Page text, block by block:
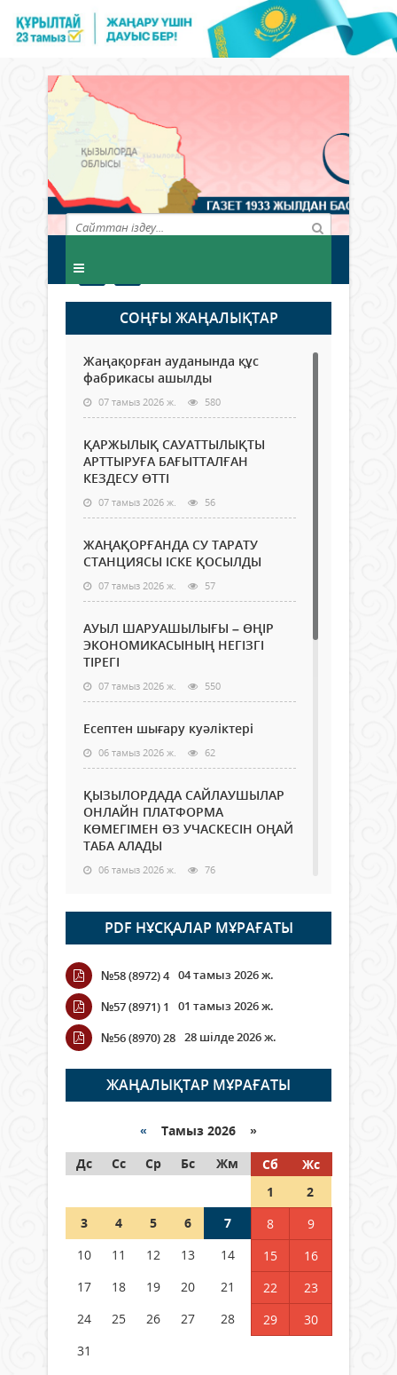
СОҢҒЫ ЖАҢАЛЫҚТАР
Жаңақорған ауданында құс
фабрикасы ашылды
07 тамыз 2026 ж. 580
ҚАРЖЫЛЫҚ САУАТТЫЛЫҚТЫ
АРТТЫРУҒА БАҒЫТТАЛҒАН
КЕЗДЕСУ ӨТТІ
07 тамыз 2026 ж. 56
ЖАҢАҚОРҒАНДА СУ ТАРАТУ
СТАНЦИЯСЫ ІСКЕ ҚОСЫЛДЫ
07 тамыз 2026 ж. 57
АУЫЛ ШАРУАШЫЛЫҒЫ – ӨҢІР
ЭКОНОМИКАСЫНЫҢ НЕГІЗГІ
ТІРЕГІ
07 тамыз 2026 ж. 550
Есептен шығару куәліктері
06 тамыз 2026 ж. 62
ҚЫЗЫЛОРДАДА САЙЛАУШЫЛАР
ОНЛАЙН ПЛАТФОРМА
КӨМЕГІМЕН ӨЗ УЧАСКЕСІН ОҢАЙ
ТАБА АЛАДЫ
06 тамыз 2026 ж. 76
Open Air: Қызылорда облысы
полиция департаменті 20
мыңнан астам көрерменнің
қауіпсіздігін қамтамасыз етті
06 тамыз 2026 ж.
Wi-Fi ҚАБЫРҒА АРҚЫЛЫ ҚАЛАЙ
ӨТЕДІ?
06 тамыз 2026 ж. 254
граждане Казахстана,
05 тамыз 2026 ж. 133
Шетелде жүрген Қазақстан
азаматтары қалай дауыс бере
PDF НҰСҚАЛАР МҰРАҒАТЫ
№58 (8972) 4 04 тамыз 2026 ж.
№57 (8971) 1
01 тамыз 2026 ж.
№56 (8970) 28 28 шілде 2026 ж.
ЖАҢАЛЫҚТАР МҰРАҒАТЫ
« Тамыз 2026 »
Дс
Сс Ср Бс Жм Сб
Жс
1
2
3
4 5 6 7 8
9
10
11 12 13 14 15
16
17
18 19 20 21 22
23
24
25 26 27 28 29
30
31